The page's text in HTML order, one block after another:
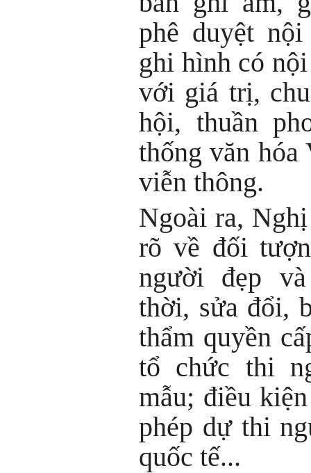
phê duyệt
ghi hình có
với giá trị,
hội, thuần
thống văn hóa
viễn thông.
Ngoài ra,
rõ về đối
người đẹp
thời, sửa đổi,
thẩm quyền
tổ chức thi
mẫu; điều
phép dự thi
quốc tế...